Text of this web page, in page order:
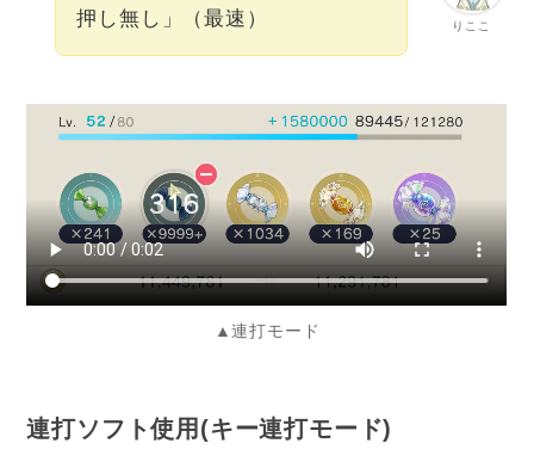
りここ
押し無し」（最速）
▲連打モード
連打ソフト使用(キー連打モード)